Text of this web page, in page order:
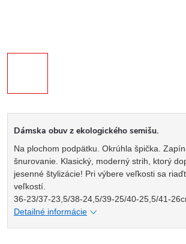
Dámska obuv z ekologického semišu.
Na plochom podpätku. Okrúhla špička.
šnurovanie. Klasický, moderný strih, ktorý
jesenné štylizácie! Pri výbere veľkosti sa
veľkostí.
36-23/37-23,5/38-24,5/39-25/40-25,5/41-
Detailné informácie